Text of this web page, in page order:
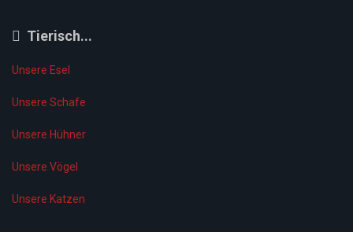
Tierisch...
Unsere Esel
Unsere Schafe
Unsere Hühner
Unsere Vögel
Unsere Katzen